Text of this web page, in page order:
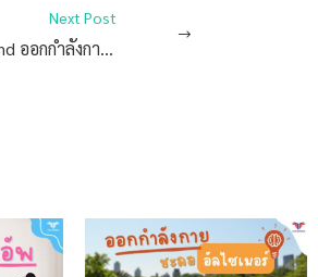
Next Post
Trend ออกกำลังกาย 2022